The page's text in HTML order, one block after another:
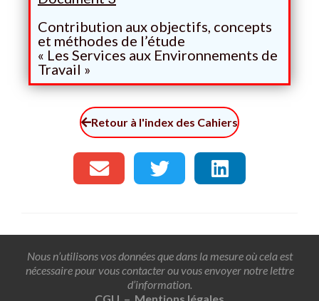
Contribution aux objectifs, concepts
et méthodes de l’étude
« Les Services aux Environnements de
Travail »
Retour à l'index des Cahiers
Nous n’utilisons vos données que dans la mesure où cela est
nécessaire pour vous contacter ou vous envoyer notre lettre
d’information.